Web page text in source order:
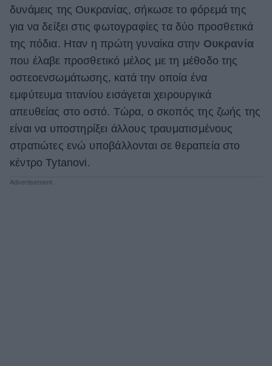
δυνάμεις της Ουκρανίας, σήκωσε το φόρεμά της
για να δείξει στις φωτογραφίες τα δύο προσθετικά
της πόδια. Ηταν η πρώτη γυναίκα στην Ουκρανία
που έλαβε προσθετικό μέλος με τη μέθοδο της
οστεοενσωμάτωσης, κατά την οποία ένα
εμφύτευμα τιτανίου εισάγεται χειρουργικά
απευθείας στο οστό. Τώρα, ο σκοπός της ζωής της
είναι να υποστηρίξει άλλους τραυματισμένους
στρατιώτες ενώ υποβάλλονται σε θεραπεία στο
κέντρο Tytanovi.